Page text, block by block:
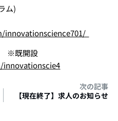
ム)
※既開設
次の記事
【現在終了】求人のお知らせ